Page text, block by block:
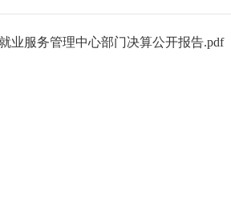
业服务管理中心部门决算公开报告.pdf